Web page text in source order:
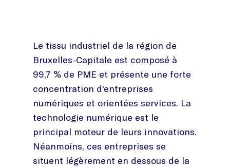
Le tissu industriel de la région de
Bruxelles-Capitale est composé à
99,7 % de PME et présente une forte
concentration d'entreprises
numériques et orientées services. La
technologie numérique est le
principal moteur de leurs innovations.
Néanmoins, ces entreprises se
situent légèrement en dessous de la